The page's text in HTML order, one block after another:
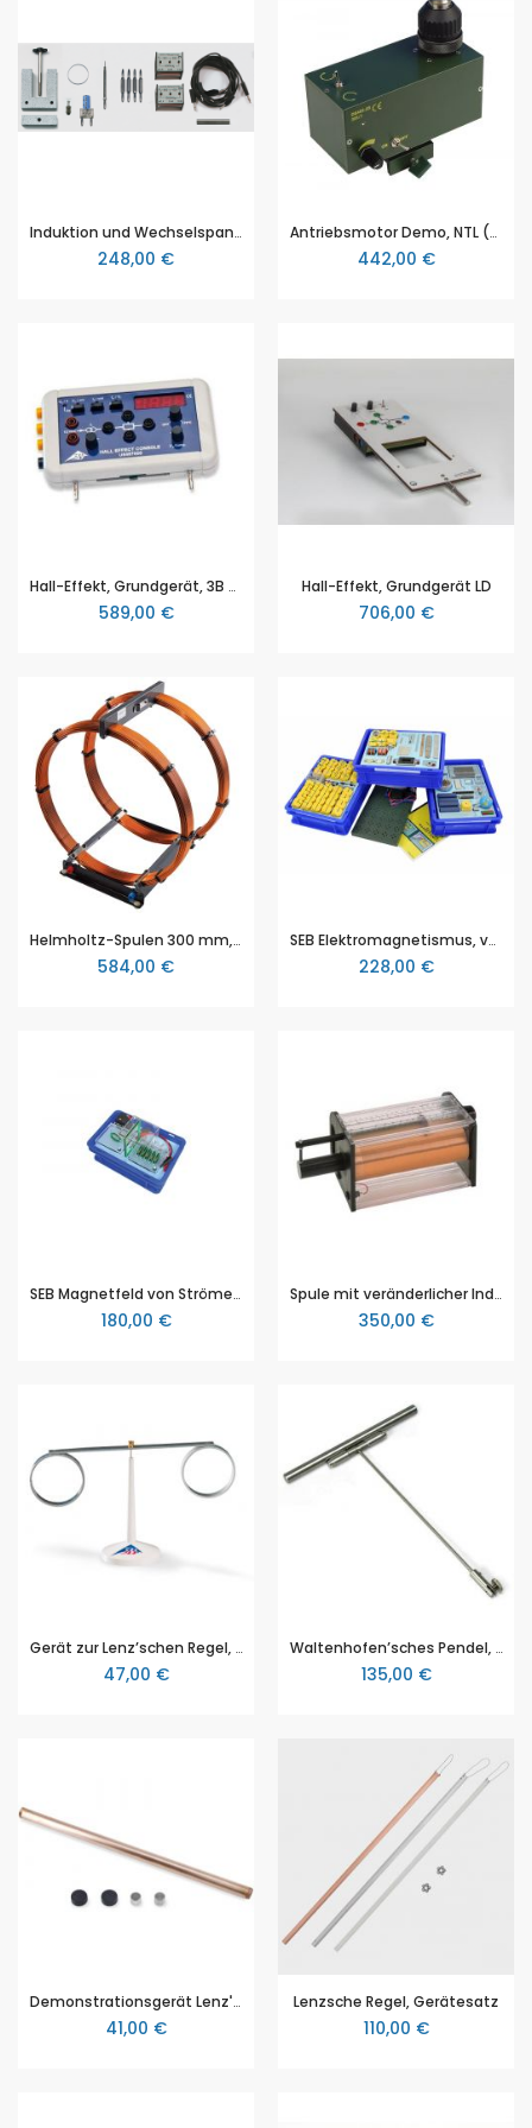
Induktion und Wechselspannung, Schüler-Set Elektrik Grundlagen (Set 2/3)
248,00 €
Antriebsmotor Demo, NTL (DS403-2S)
442,00 €
Hall-Effekt, Grundgerät, 3B Scientific
589,00 €
Hall-Effekt, Grundgerät LD
706,00 €
Helmholtz-Spulen 300 mm, 3B Scientific (1000906 [U8481500])
584,00 €
SEB Elektromagnetismus, von NTL (P9902-5P)
228,00 €
SEB Magnetfeld von Strömen, von NTL (P9902-5U)
180,00 €
Spule mit veränderlicher Induktivität, 3B Scientific (1003194 [U21903])
350,00 €
Gerät zur Lenz’schen Regel, 3B Scientific (1009959 [U8556012])
47,00 €
Waltenhofen’sches Pendel, 3B Scientific (1000993 [U8497500])
135,00 €
Demonstrationsgerät Lenz'sche Regel, 3B Scientific (1009716 [U30086])
41,00 €
Lenzsche Regel, Gerätesatz
110,00 €